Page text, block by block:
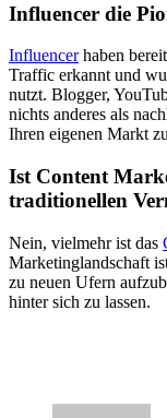
Influencer die
Influencerhaben
Traffic erkannt und
nutzt. Blogger,
nichts anderes als
Ihren eigenen Markt
Ist Content
traditionellen
Nein, vielmehr ist das
Marketinglandschaft
zu neuen Ufern
hinter sich zu lassen.